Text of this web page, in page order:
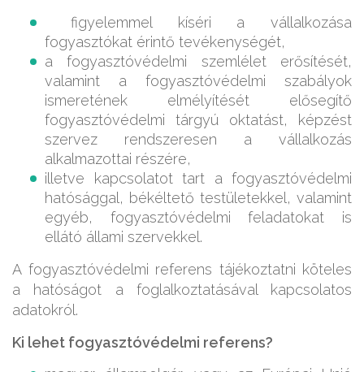
figyelemmel kíséri a vállalkozása
fogyasztókat érintő tevékenységét,
a fogyasztóvédelmi szemlélet erősítését,
valamint a fogyasztóvédelmi szabályok
ismeretének elmélyítését elősegítő
fogyasztóvédelmi tárgyú oktatást, képzést
szervez rendszeresen a vállalkozás
alkalmazottai részére,
illetve kapcsolatot tart a fogyasztóvédelmi
hatósággal, békéltető testületekkel, valamint
egyéb, fogyasztóvédelmi feladatokat is
ellátó állami szervekkel.
A fogyasztóvédelmi referens tájékoztatni köteles
a hatóságot a foglalkoztatásával kapcsolatos
adatokról.
Ki lehet fogyasztóvédelmi referens?